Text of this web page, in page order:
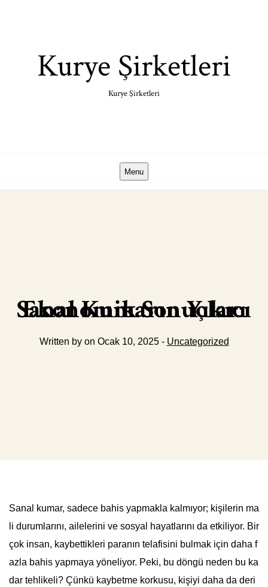
Kurye Şirketleri
Kurye Şirketleri
Menu
Sanal Kumarın Yıkıcı Ekonomik Sonuçları
Written by on Ocak 10, 2025 - Uncategorized
Sanal kumar, sadece bahis yapmakla kalmıyor; kişilerin ma
li durumlarını, ailelerini ve sosyal hayatlarını da etkiliyor. Bir
çok insan, kaybettikleri paranın telafisini bulmak için daha f
azla bahis yapmaya yöneliyor. Peki, bu döngü neden bu ka
dar tehlikeli? Çünkü kaybetme korkusu, kişiyi daha da deri